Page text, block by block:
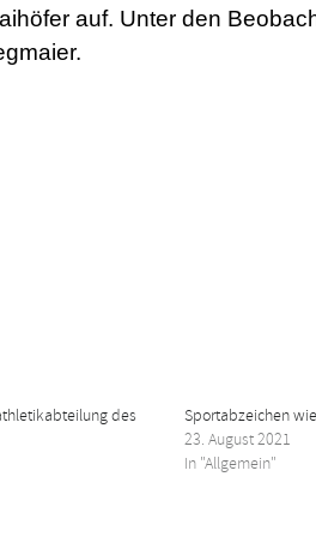
auf. Unter den
des
Sportabzeichen
23. August 2021
In "Allgemein"